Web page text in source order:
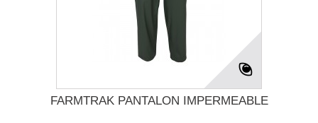
FARMTRAK PANTALON IMPERMEABLE